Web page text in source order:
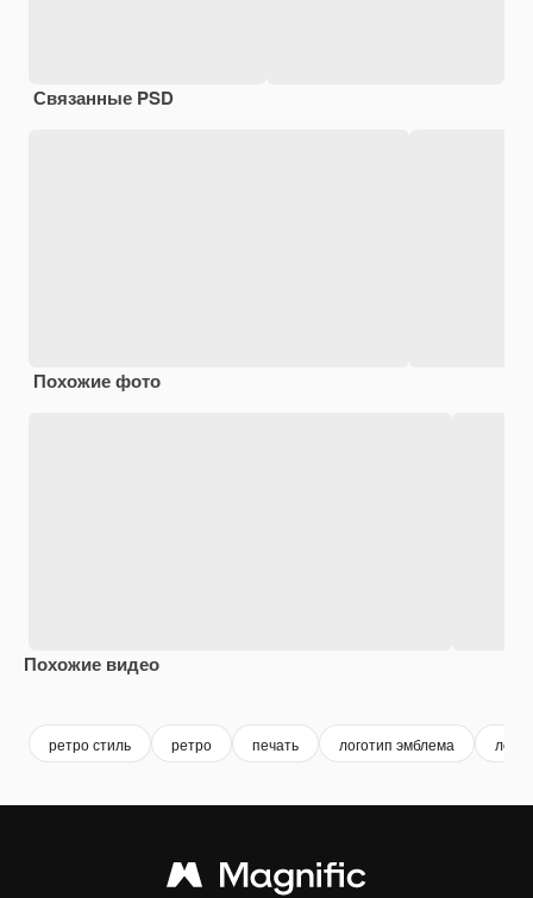
Связанные PSD
Похожие фото
Похожие видео
ретро стиль ретро печать логотип эмблема